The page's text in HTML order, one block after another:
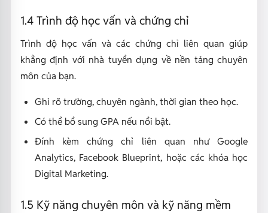
1.4 Trình độ học vấn và chứng chỉ
Trình độ học vấn và các chứng chỉ liên quan giúp
khẳng định với nhà tuyển dụng về nền tảng chuyên
môn của bạn.
Ghi rõ trường, chuyên ngành, thời gian theo học.
Có thể bổ sung GPA nếu nổi bật.
Đính kèm chứng chỉ liên quan như Google
Analytics, Facebook Blueprint, hoặc các khóa học
Digital Marketing.
1.5 Kỹ năng chuyên môn và kỹ năng mềm